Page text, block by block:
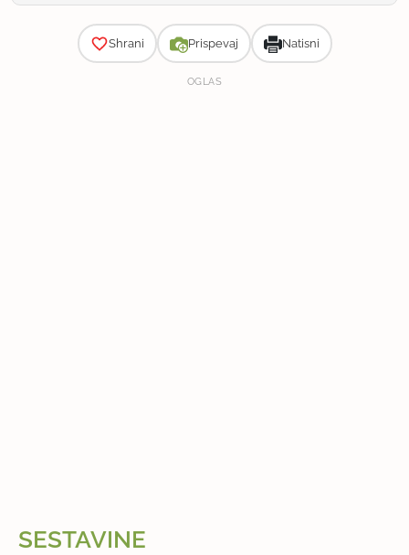
Shrani Prispevaj Natisni
OGLAS
SESTAVINE